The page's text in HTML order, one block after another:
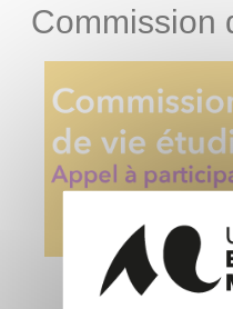
Commission